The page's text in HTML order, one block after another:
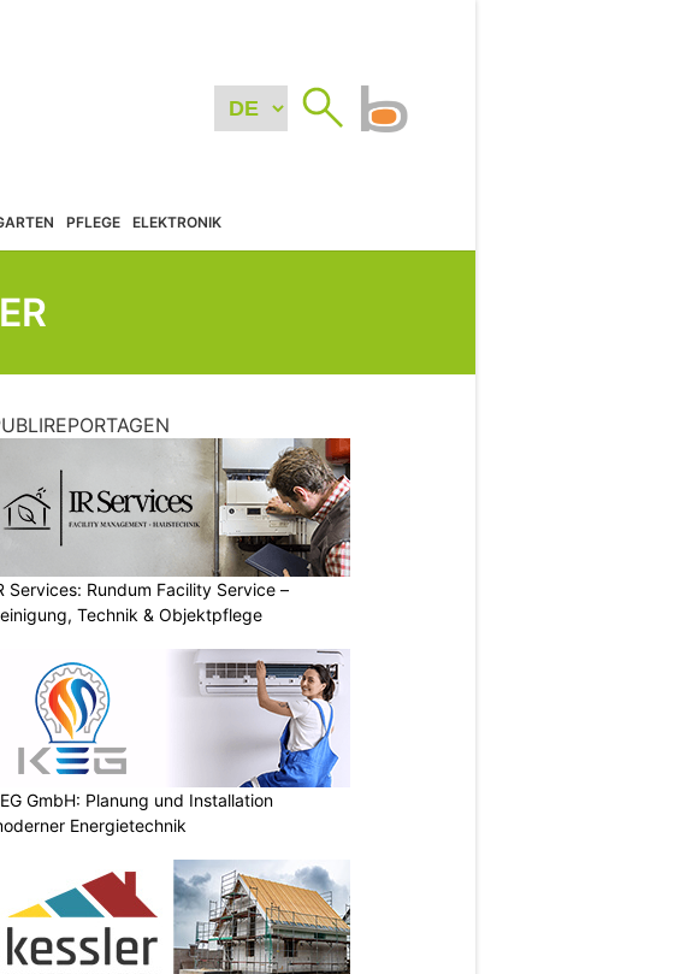
PFLEGE ELEKTRONIK
Services: Rundum Facility Service –
Technik & Objektpflege
GmbH: Planung und Installation
Energietechnik